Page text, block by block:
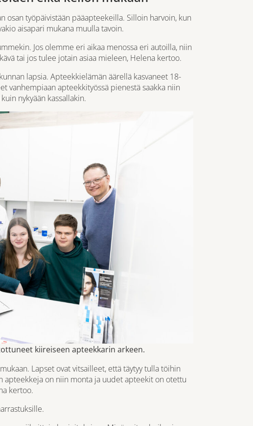
osan työpäivistään pääapteekeilla. Silloin harvoin, kun
aisapari mukana muulla tavoin.
Jos olemme eri aikaa menossa eri autoilla, niin
tai jos tulee jotain asiaa mieleen, Helena kertoo.
lapsia. Apteekkielämän äärellä kasvaneet 18-
vanhempiaan apteekkityössä pienestä saakka niin
nykyään kassallakin.
kiireiseen apteekkarin arkeen.
Lapset ovat vitsailleet, että täytyy tulla töihin
apteekkeja on niin monta ja uudet apteekit on otettu
kertoo.